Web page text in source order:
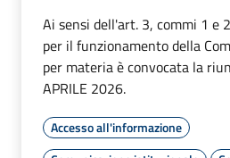
Ai sensi dell'art. 3, commi 1 e
per il funzionamento della
per materia è convocata la
APRILE 2026.
Accesso all'informazione